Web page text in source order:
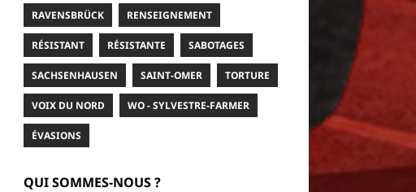
RAVENSBRÜCK RENSEIGNEMENT
RÉSISTANT RÉSISTANTE SABOTAGES
SACHSENHAUSEN SAINT-OMER TORTURE
VOIX DU NORD WO - SYLVESTRE-FARMER
ÉVASIONS
QUI SOMMES-NOUS ?